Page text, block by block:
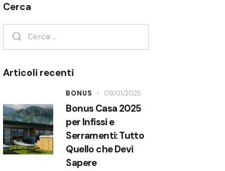
Cerca
Articoli recenti
BONUS 09/01/2025
Bonus Casa 2025
per Infissi e
Serramenti: Tutto
Quello che Devi
Sapere